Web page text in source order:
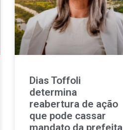
Dias Toffoli
determina
reabertura de ação
que pode cassar
mandato da prefeita